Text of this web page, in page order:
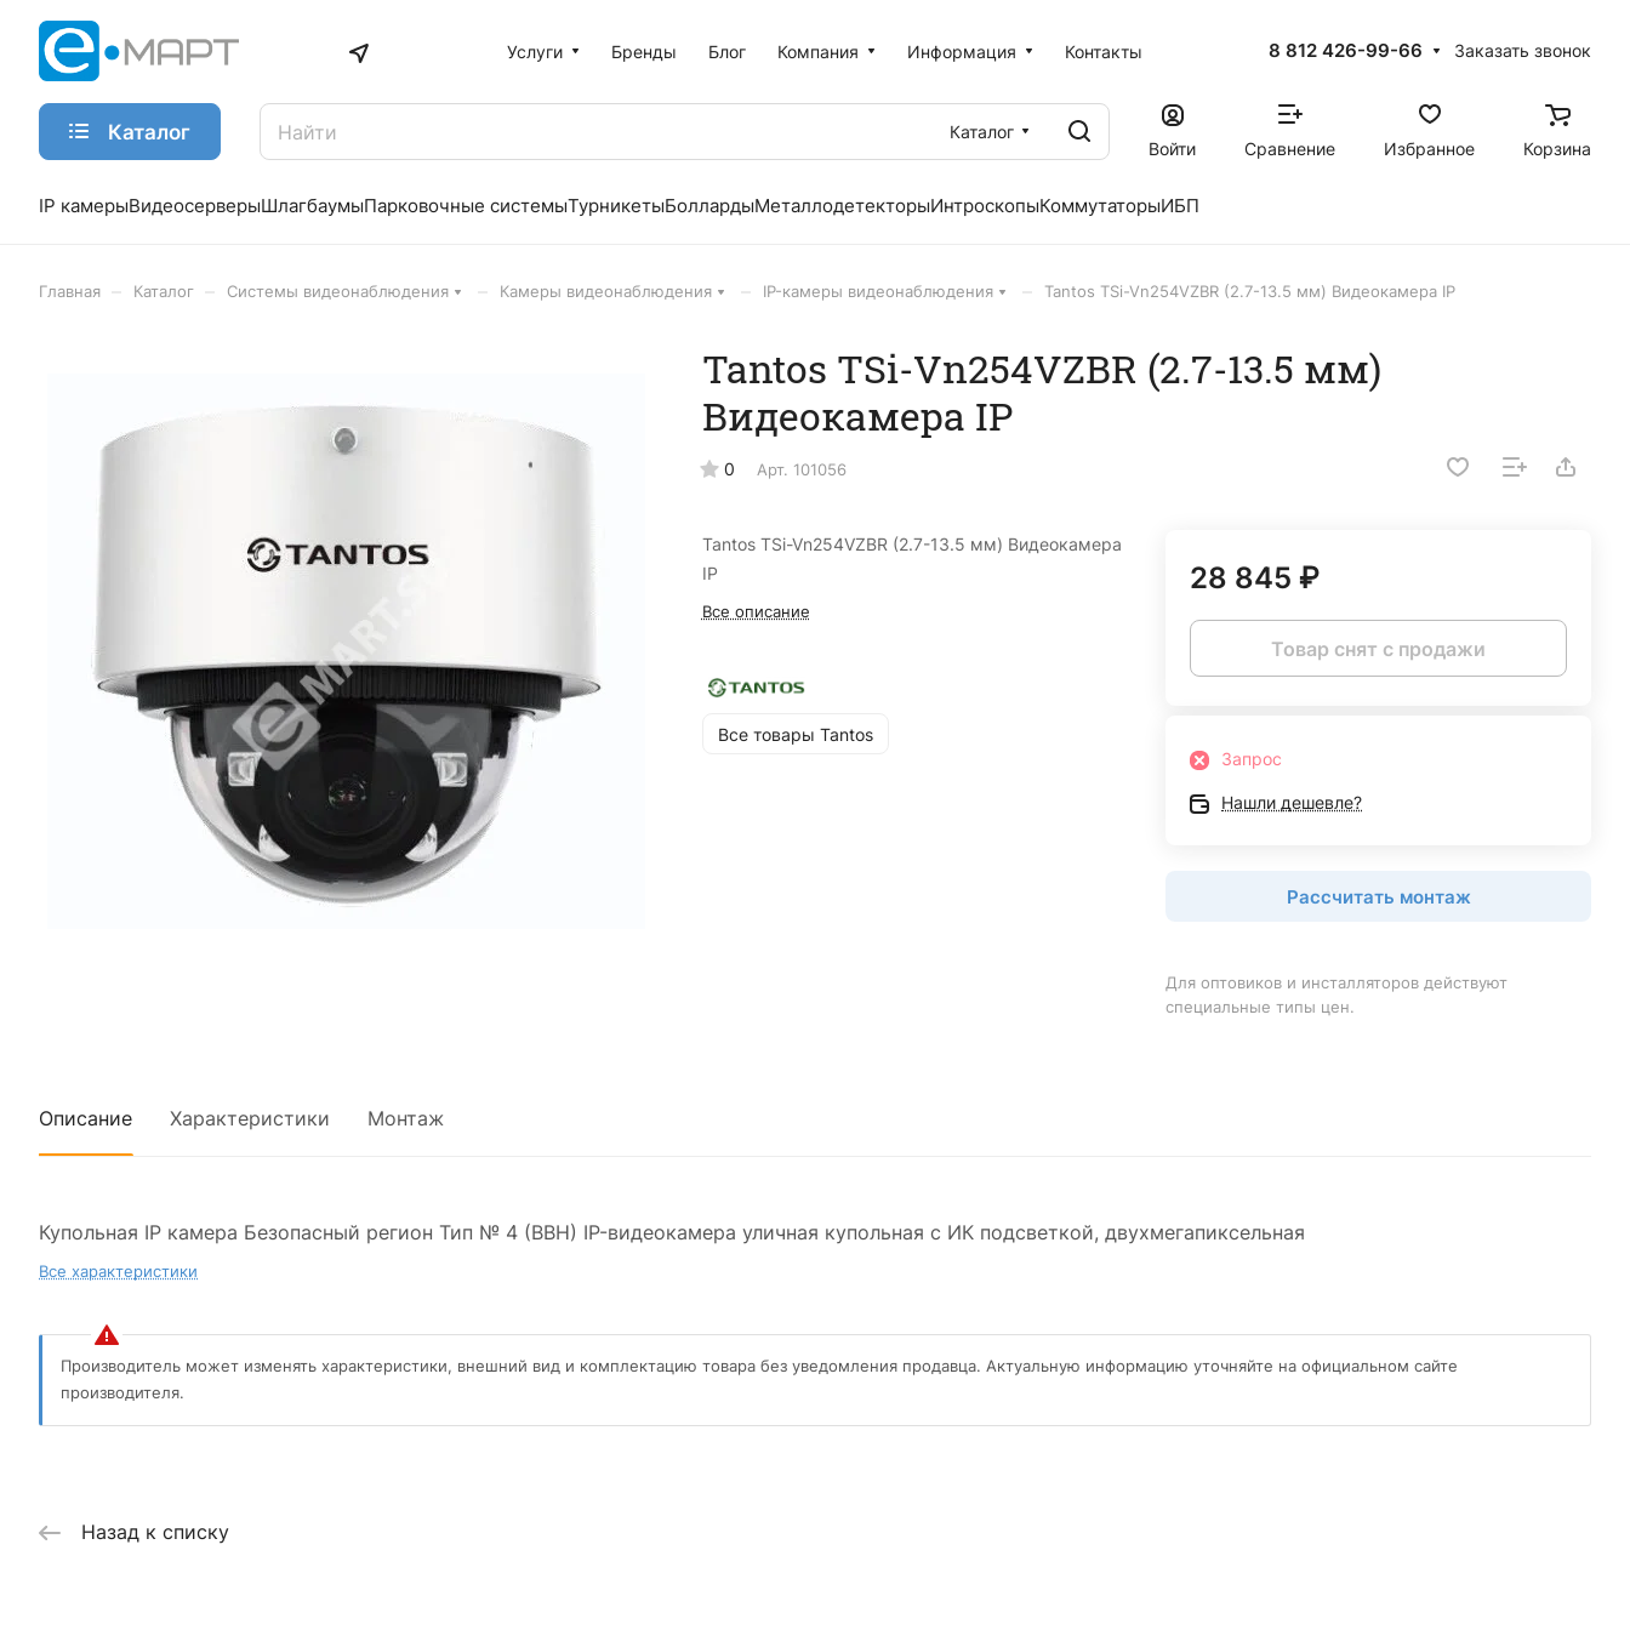
Услуги Бренды Блог Компания Информация Контакты 8 812 426-99-66 Заказать звонок
Каталог
Каталог
Войти
Сравнение Избранное Корзина
IP камерыВидеосерверыШлагбаумыПарковочные системыТурникетыБоллардыМеталлодетекторыИнтроскопыКоммутаторыИБП
Главная Каталог Системы видеонаблюдения Камеры видеонаблюдения IP-камеры видеонаблюдения Tantos TSi-Vn254VZBR (2.7-13.5 мм) Видеокамера IP
Tantos TSi-Vn254VZBR (2.7-13.5 мм)
Видеокамера IP
0 Арт. 101056
Tantos TSi-Vn254VZBR (2.7-13.5 мм) Видеокамера
IP
Все описание
Все товары Tantos
28 845 ₽
Товар снят с продажи
Запрос
Нашли дешевле?
Рассчитать монтаж
Для оптовиков и инсталляторов действуют
специальные типы цен.
Описание Характеристики Монтаж
Купольная IP камера Безопасный регион Тип № 4 (ВВН) IP-видеокамера уличная купольная с ИК подсветкой, двухмегапиксельная
Все характеристики
Производитель может изменять характеристики, внешний вид и комплектацию товара без уведомления продавца. Актуальную информацию уточняйте на официальном сайте
производителя.
Назад к списку